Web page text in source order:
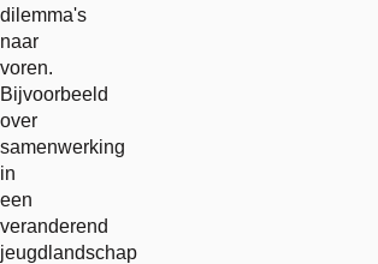
dilemma's
naar
voren.
Bijvoorbeeld
over
samenwerking
in
een
veranderend
jeugdlandschap